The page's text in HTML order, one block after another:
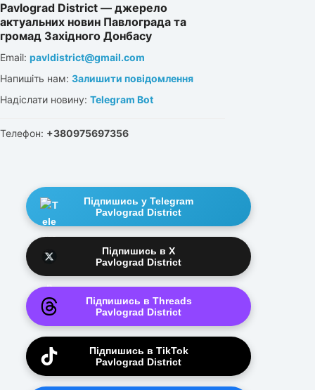
Pavlograd District — джерело
актуальних новин Павлограда та
громад Західного Донбасу
Email: pavldistrict@gmail.com
Напишіть нам: Залишити повідомлення
Надіслати новину: Telegram Bot
Телефон: +380975697356
Підпишись у Telegram
Pavlograd District
Підпишись в X
Pavlograd District
Підпишись в Threads
Pavlograd District
Підпишись в TikTok
Pavlograd District